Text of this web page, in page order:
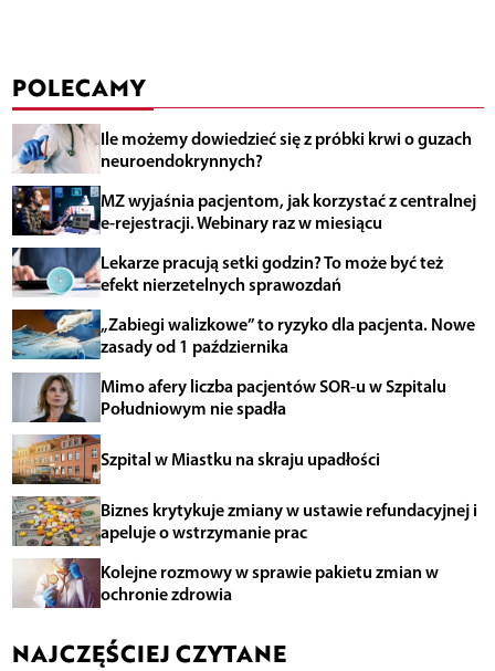
POLECAMY
Ile możemy dowiedzieć się z próbki krwi o guzach
neuroendokrynnych?
MZ wyjaśnia pacjentom, jak korzystać z centralnej
e-rejestracji. Webinary raz w miesiącu
Lekarze pracują setki godzin? To może być też
efekt nierzetelnych sprawozdań
„Zabiegi walizkowe” to ryzyko dla pacjenta. Nowe
zasady od 1 października
Mimo afery liczba pacjentów SOR-u w Szpitalu
Południowym nie spadła
Szpital w Miastku na skraju upadłości
Biznes krytykuje zmiany w ustawie refundacyjnej i
apeluje o wstrzymanie prac
Kolejne rozmowy w sprawie pakietu zmian w
ochronie zdrowia
NAJCZĘŚCIEJ CZYTANE